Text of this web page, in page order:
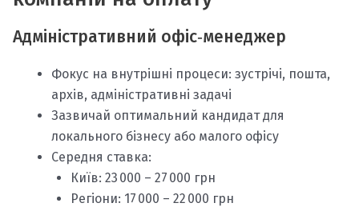
Адміністративний офіс‑менеджер
Фокус на внутрішні процеси: зустрічі, пошта,
архів, адміністративні задачі
Зазвичай оптимальний кандидат для
локального бізнесу або малого офісу
Середня ставка:
Київ: 23 000 – 27 000 грн
Регіони: 17 000 – 22 000 грн